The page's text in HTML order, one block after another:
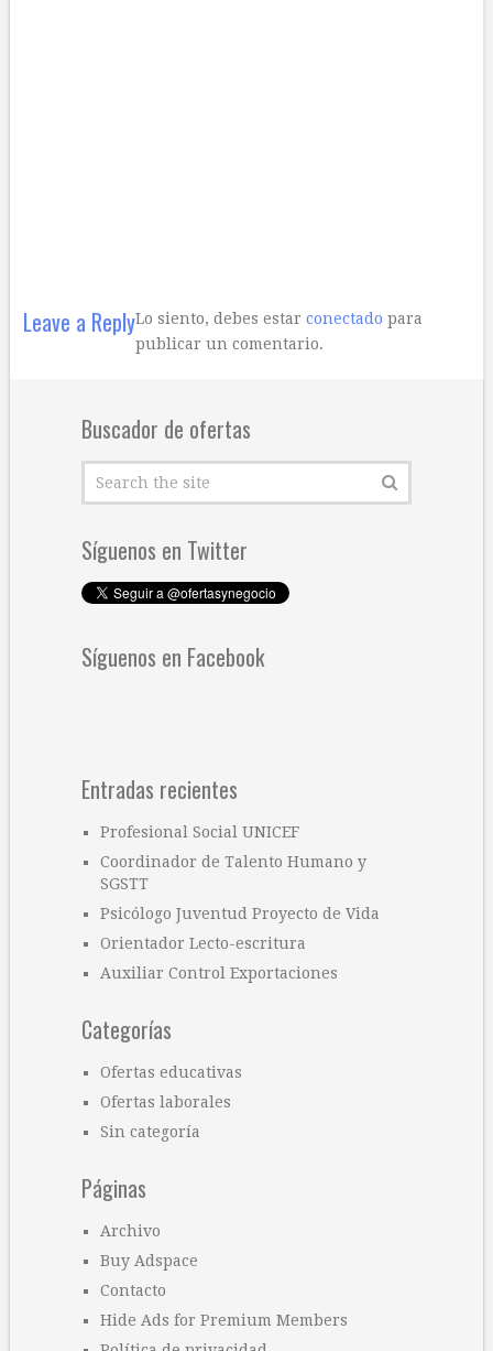
Leave a ReplyLo siento, debes estar conectado para
publicar un comentario.
Buscador de ofertas
Síguenos en Twitter
Síguenos en Facebook
Entradas recientes
Profesional Social UNICEF
Coordinador de Talento Humano y
SGSTT
Psicólogo Juventud Proyecto de Vida
Orientador Lecto-escritura
Auxiliar Control Exportaciones
Categorías
Ofertas educativas
Ofertas laborales
Sin categoría
Páginas
Archivo
Buy Adspace
Contacto
Hide Ads for Premium Members